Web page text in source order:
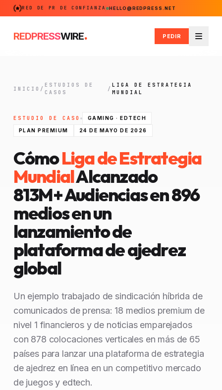
RED DE PR DE CONFIANZA HELLO@REDPRESS.NET
REDPRESSWIRE. PEDIR
Menú
INICIO /
ESTUDIOS DE
CASOS
/
LIGA DE ESTRATEGIA
MUNDIAL
ESTUDIO DE CASO GAMING · EDTECH
PLAN PREMIUM 24 DE MAYO DE 2026
CómoLiga de Estrategia
MundialAlcanzado
813M+Audiencias en 896
medios en un
lanzamiento de
plataforma de ajedrez
global
Un ejemplo trabajado de sindicación híbrida de
comunicados de prensa: 18 medios premium de
nivel 1 financieros y de noticias emparejados
con 878 colocaciones verticales en más de 65
países para lanzar una plataforma de estrategia
de ajedrez en línea en un competitivo mercado
de juegos y edtech.